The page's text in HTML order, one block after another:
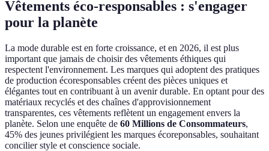
Vêtements éco-responsables : s'engager
pour la planète
La mode durable est en forte croissance, et en 2026, il est plus
important que jamais de choisir des vêtements éthiques qui
respectent l'environnement. Les marques qui adoptent des pratiques
de production écoresponsables créent des pièces uniques et
élégantes tout en contribuant à un avenir durable. En optant pour des
matériaux recyclés et des chaînes d'approvisionnement
transparentes, ces vêtements reflètent un engagement envers la
planète. Selon une enquête de 60 Millions de Consommateurs,
45% des jeunes privilégient les marques écoreponsables, souhaitant
concilier style et conscience sociale.